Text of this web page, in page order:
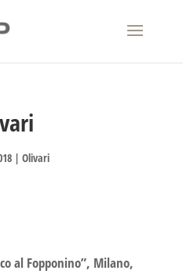
| Olivari
al Fopponino”, Milano,